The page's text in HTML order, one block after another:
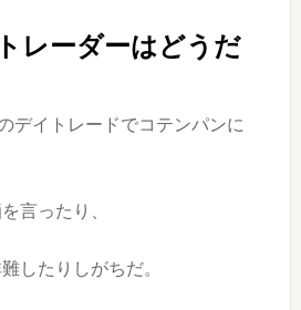
レーダーはどうだ
デイトレードでコテンパンに
言ったり、
したりしがちだ。